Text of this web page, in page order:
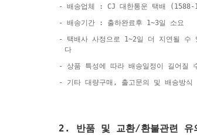
- 배송업체 : CJ 대한통운 택배 (1588-
- 배송기간 : 출하완료후 1~3일 소요
- 택배사 사정으로 1~2일 더 지연될 수
다
- 상품 특성에 따라 배송일정이 길어질
- 기타 대량구매, 출고문의 및 배송방식
2. 반품 및 교환/환불관련 유